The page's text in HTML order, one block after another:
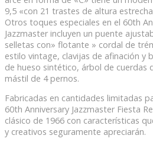
9,5 «con 21 trastes de altura
Otros toques especiales en el 60th
Jazzmaster incluyen un puente
selletas con» flotante » cordal de
estilo vintage, clavijas de afinación y
de hueso sintético, árbol de cuerdas
mástil de 4 pernos.
Fabricadas en cantidades limitadas
60th Anniversary Jazzmaster Fiesta
clásico de 1966 con características
y creativos seguramente apreciarán.